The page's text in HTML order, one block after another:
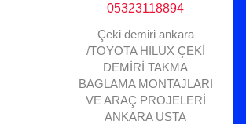
Çeki demiri ankara
/TOYOTA HILUX ÇEKİ
DEMİRİ TAKMA
BAGLAMA MONTAJLARI
VE ARAÇ PROJELERİ
ANKARA USTA